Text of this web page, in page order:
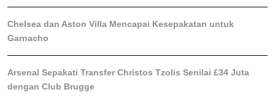
Chelsea dan Aston Villa Mencapai Kesepakatan untuk
Garnacho
Arsenal Sepakati Transfer Christos Tzolis Senilai £34 Juta
dengan Club Brugge